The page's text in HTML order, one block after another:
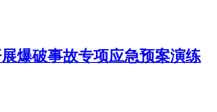
爆破事故专项应急预案演练